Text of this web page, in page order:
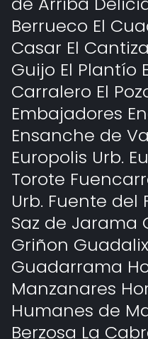
Berrueco El
Casar El
Guijo El Plantío
Carralero El
Embajadores
Ensanche de
Europolis Urb.
Torote
Urb. Fuente del
Saz de Jarama
Griñon
Guadarrama
Manzanares
Humanes de
Berzosa La